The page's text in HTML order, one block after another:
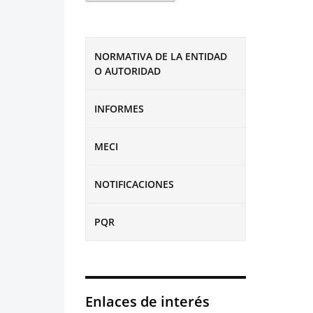
NORMATIVA DE LA ENTIDAD
O AUTORIDAD
INFORMES
MECI
NOTIFICACIONES
PQR
Enlaces de interés